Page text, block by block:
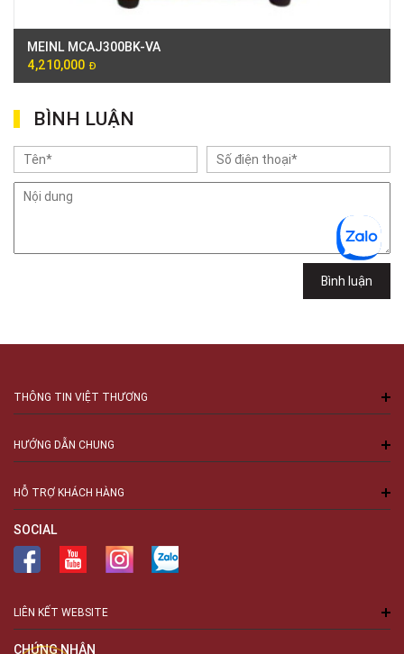
MEINL MCAJ300BK-VA
4,210,000 Đ
BÌNH LUẬN
Bình luận
THÔNG TIN VIỆT THƯƠNG
HƯỚNG DẪN CHUNG
HỖ TRỢ KHÁCH HÀNG
SOCIAL
LIÊN KẾT WEBSITE
CHỨNG NHẬN